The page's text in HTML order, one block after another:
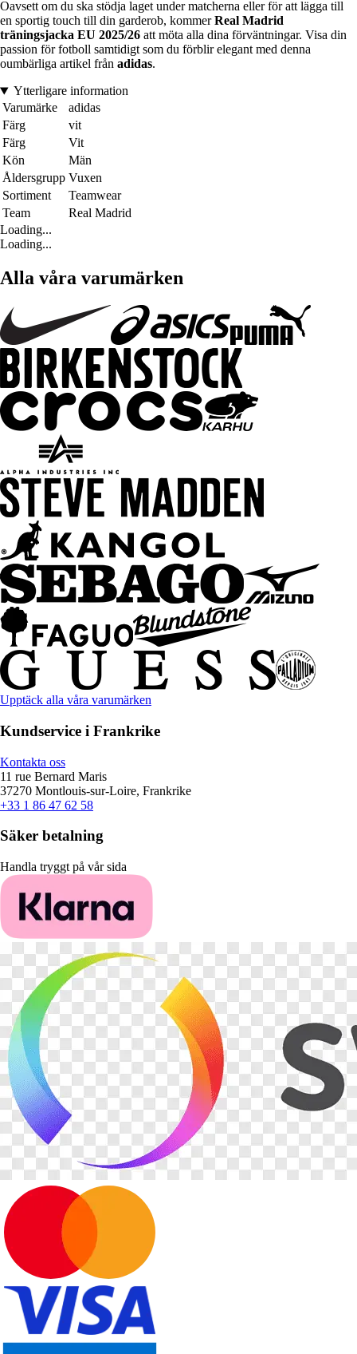
Oavsett om du ska stödja laget under matcherna eller för att lägga till
en sportig touch till din garderob, kommerReal Madrid
träningsjacka EU 2025/26 att möta alla dina förväntningar. Visa din
passion för fotboll samtidigt som du förblir elegant med denna
oumbärliga artikel från adidas.
Ytterligare information
Varumärke
adidas
Färg
vit
Färg
Vit
Kön
Män
Åldersgrupp Vuxen
Sortiment
Teamwear
Team
Real Madrid
Loading...
Loading...
Alla våra varumärken
Upptäck alla våra varumärken
Kundservice i Frankrike
Kontakta oss
11 rue Bernard Maris
37270 Montlouis-sur-Loire, Frankrike
+33 1 86 47 62 58
Säker betalning
Handla tryggt på vår sida